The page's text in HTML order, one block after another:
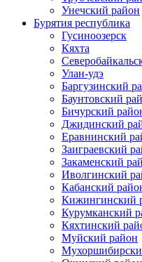
Унечский район
Бурятия республика
Гусиноозерск
Кяхта
Улан-удэ
Баргузинский
Баунтовский
Бичурский
Джидинский
Еравнинский
Заиграевский
Закаменский
Иволгинский
Кабанский
Кижингинский
Курумканский
Кяхтинский
Муйский район